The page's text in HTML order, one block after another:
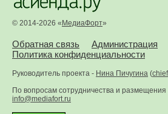
© 2014-2026 « МедиаФорт»
Обратная связь Администрация
Политика конфиденциальности
Руководитель проекта - Нина Пичугина (
По вопросам сотрудничества и
info@mediafort.ru